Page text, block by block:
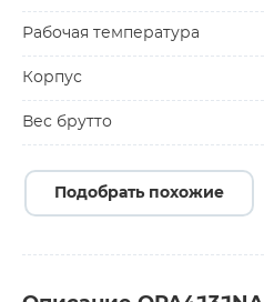
Рабочая температура
Корпус
Вес брутто
Подобрать похожие